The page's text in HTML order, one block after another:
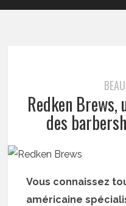
Redken
des
Vous connaissez
américaine